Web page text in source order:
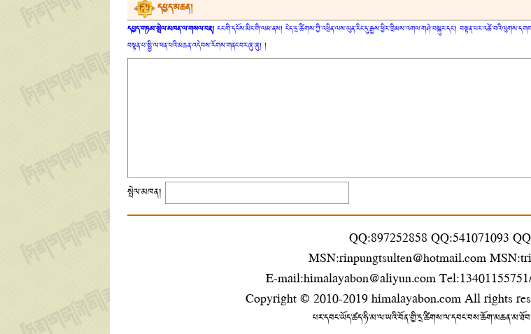
དཔྱད་མཆན།
དཔྱད་གཏམ་སྤེལ་མཁན་ལ་གསལ་བརྡ།རང་གི་དངོས་མིང་གི་ལམ་ནས། ངེད་དྲ་ཚིགས་ཀྱི་འཕྲིན་ལས་ཡུན་རིང་དུ་རྒྱས་ཕྱིར་ཁྲིམས་འགལ་གཤེ་བསྐུར་དང་།
བསྟན་པ་སྤྱི་ལ་ཕན་པའི་མཆན་འདེབས་རོགས་གནང་བར་ཞུ་ཞུ། །
སྤེལ་མཁན།
QQ:897252858 QQ:541071093
MSN:rinpungtsulten@hotmail.com
E-mail:himalayabon@aliyun.com
Copyright © 2010-2019himalayabon.comAll rights